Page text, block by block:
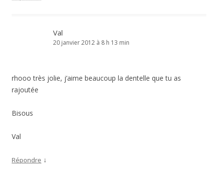
Val
20 janvier 2012 à 8 h 13 min
rhooo très jolie, j’aime beaucoup la dentelle que tu as
rajoutée
Bisous
Val
Répondre ↓